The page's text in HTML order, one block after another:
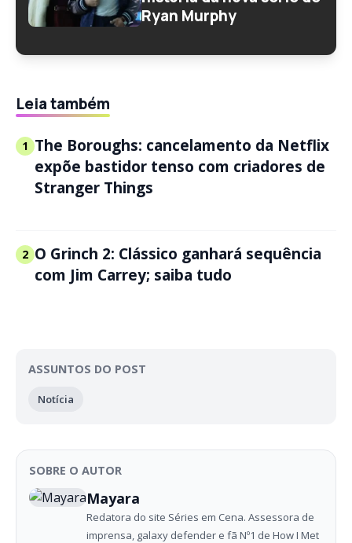
Ryan Murphy
Leia também
1 The Boroughs: cancelamento da Netflix
expõe bastidor tenso com criadores de
Stranger Things
2 O Grinch 2: Clássico ganhará sequência
com Jim Carrey; saiba tudo
ASSUNTOS DO POST
Notícia
SOBRE O AUTOR
Mayara
Redatora do site Séries em Cena. Assessora de
imprensa, galaxy defender e fã Nº1 de How I Met